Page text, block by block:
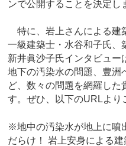
ンで公開することを決定し
特に、岩上さんによる建
一級建築士・水谷和子氏、
新井眞沙子氏インタビュー
地下の汚染水の問題、豊洲
ど、数々の問題を網羅し
す。ぜひ、以下のURLより
※地中の汚染水が地上に噴
だらけ！ 岩上安身による